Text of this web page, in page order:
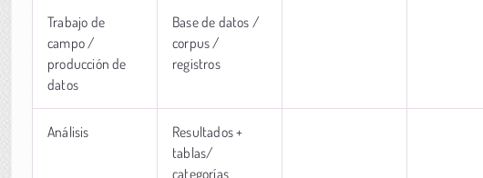
Trabajo de
campo /
producción de
datos
Base de datos /
corpus /
registros
Análisis
Resultados +
tablas/
categorías